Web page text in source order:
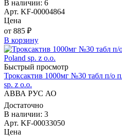
В наличии: 6
Арт. KF-00004864
Цена
от 885 ₽
В корзину
Быстрый просмотр
Троксактив 1000мг №30 табл п/о
sp. z o.o.
АВВА РУС АО
Достаточно
В наличии: 3
Арт. KF-00033050
Цена